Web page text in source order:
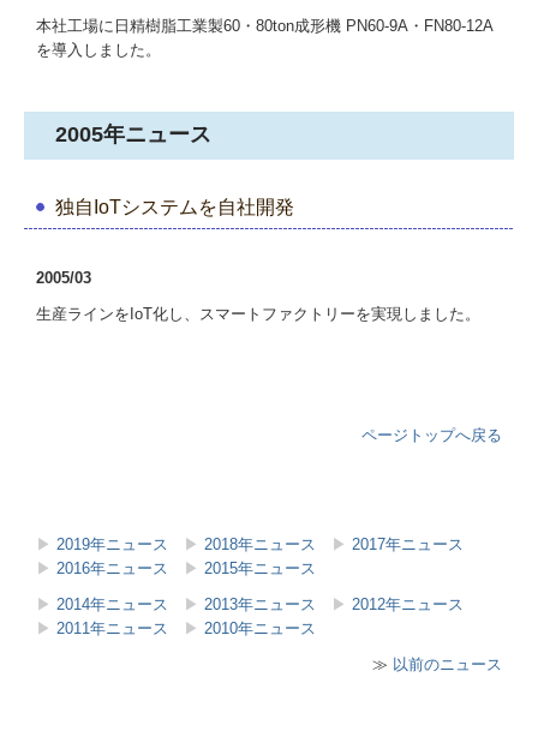
本社工場に日精樹脂工業製60・80ton成形機 PN60-9A・FN80-12A
を導入しました。
2005年ニュース
独自IoTシステムを自社開発
2005/03
生産ラインをIoT化し、スマートファクトリーを実現しました。
ページトップへ戻る
▶ 2019年ニュース ▶ 2018年ニュース ▶ 2017年ニュース
▶ 2016年ニュース ▶ 2015年ニュース
▶ 2014年ニュース ▶ 2013年ニュース ▶ 2012年ニュース
▶ 2011年ニュース ▶ 2010年ニュース
≫ 以前のニュース